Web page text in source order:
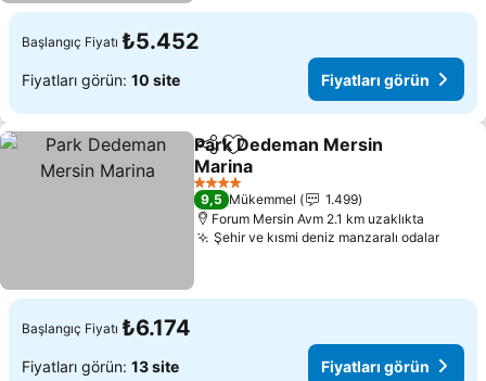
Başlangıç Fiyatı ₺5.452
Fiyatları görün: 10 site Fiyatları görün
PaylaşFavorilerime ekle
Park Dedeman Mersin
Marina
Fiyatları görün
4 Yıldız
9,5 Mükemmel
1.499
Forum Mersin Avm 2.1 km uzaklıkta
Şehir ve kısmi deniz manzaralı odalar
Başlangıç Fiyatı ₺6.174
Fiyatları görün: 13 site Fiyatları görün